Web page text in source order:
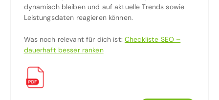
dynamisch bleiben und auf aktuelle Trends sowie
Leistungsdaten reagieren können.
Was noch relevant für dich ist:Checkliste SEO –
dauerhaft besser ranken